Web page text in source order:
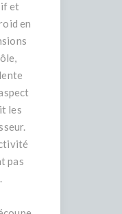
et
en
les
pas